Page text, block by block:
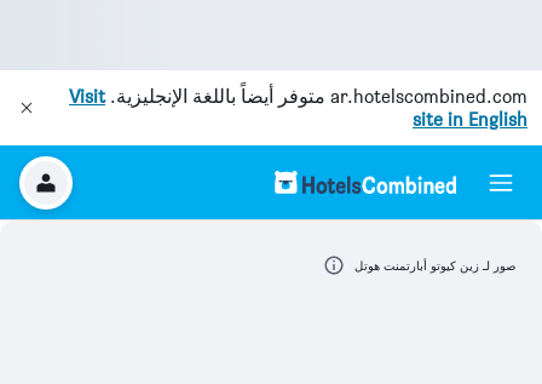
ar.hotelscombined.com متوفر أيضاً باللغة الإنجليزية.Visit
site in English
صور لـ زين كيوتو أبارتمنت هوتل